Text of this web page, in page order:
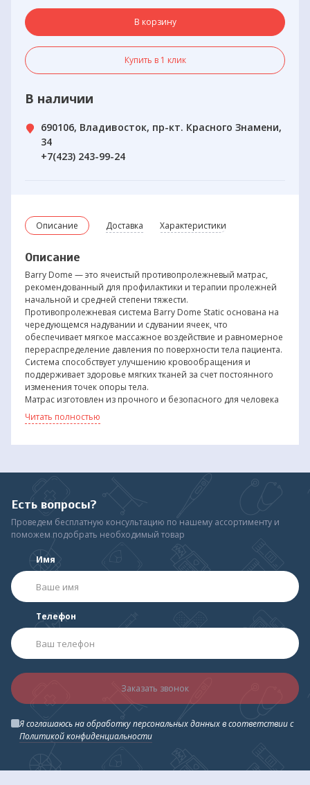
Описание Доставка Характеристики
Описание
Barry Dome — это ячеистый противопролежневый матрас,
рекомендованный для профилактики и терапии пролежней
начальной и средней степени тяжести.
Противопролежневая система Barry Dome Static основана на
чередующемся надувании и сдувании ячеек, что
обеспечивает мягкое массажное воздействие и равномерное
перераспределение давления по поверхности тела пациента.
Система способствует улучшению кровообращения и
поддерживает здоровье мягких тканей за счет постоянного
изменения точек опоры тела.
Матрас изготовлен из прочного и безопасного для человека
поливинилхлорида (ПВХ), не содержащего токсичных
веществ, что гарантирует долговечность даже при
Компрессор оснащён функцией статики, звуковым
Читать полностью
В корзину
Купить в 1 клик
В наличии
690106, Владивосток, пр-кт. Красного Знамени,
34
+7(423) 243-99-24
Есть вопросы?
Проведем бесплатную консультацию по нашему ассортименту и
поможем подобрать необходимый товар
Имя
Телефон
Заказать звонок
Я соглашаюсь на обработку персональных данных в соответствии с
Политикой конфиденциальности